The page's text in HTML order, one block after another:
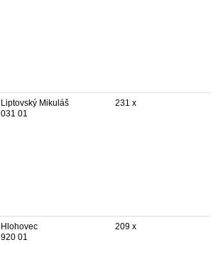
Liptovský Mikuláš
031 01
231 x
Hlohovec
920 01
209 x